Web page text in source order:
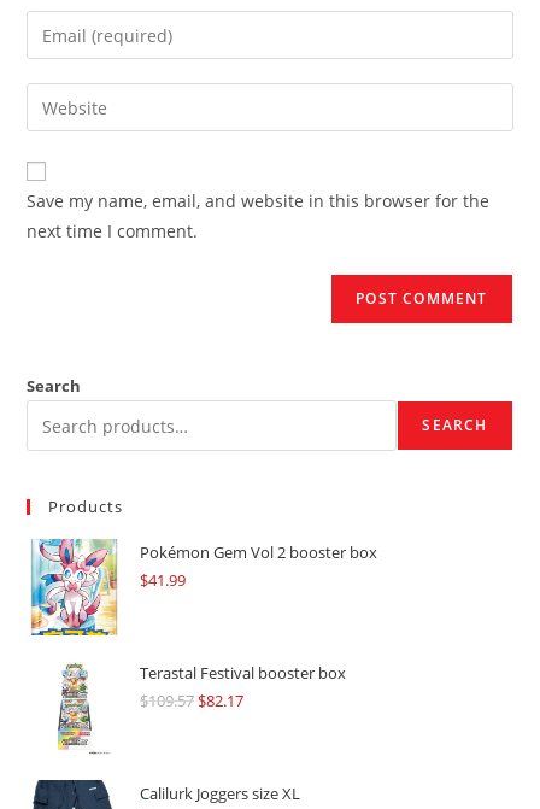
name
comment
Enter
your
email
address
comment
Enter
your
website
URL
(optional)
Save my name, email, and website in this browser for the
next time I comment.
Search
SEARCH
Products
Pokémon Gem Vol 2 booster box
$41.99
Terastal Festival booster box
$109.57Original
$109.57.
$82.17Current
$82.17.
Calilurk Joggers size XL